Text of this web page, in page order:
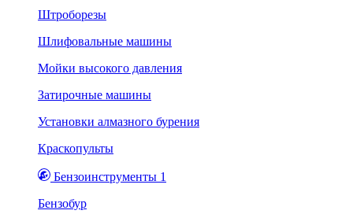
Штроборезы
Шлифовальные машины
Мойки высокого давления
Затирочные машины
Установки алмазного бурения
Краскопульты
Бензоинструменты 1
Бензобур